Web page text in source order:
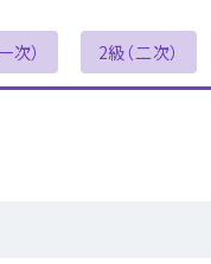
次） 2級（二次）